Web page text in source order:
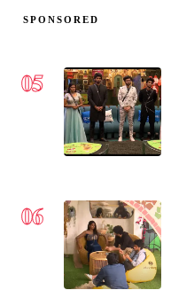
SPONSORED
05
06